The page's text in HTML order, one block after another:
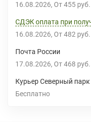
16.08.2026 От 455 руб.
СДЭК оплата при
16.08.2026 От 482 руб.
Почта России
17.08.2026 От 468 руб.
Курьер Северный
Бесплатно